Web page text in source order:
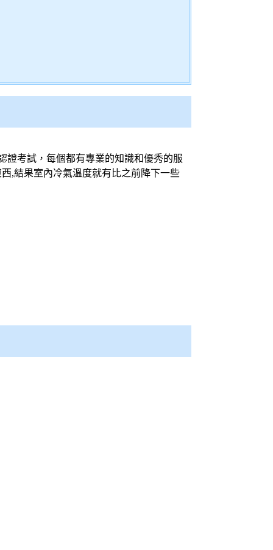
證考試，每個都有專業的知識和優秀的服
,結果室內冷氣溫度就有比之前降下一些